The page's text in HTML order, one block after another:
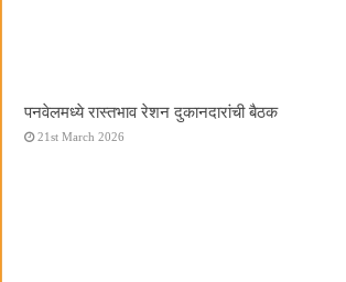
पनवेलमध्ये रास्तभाव रेशन दुकानदारांची बैठक
21st March 2026